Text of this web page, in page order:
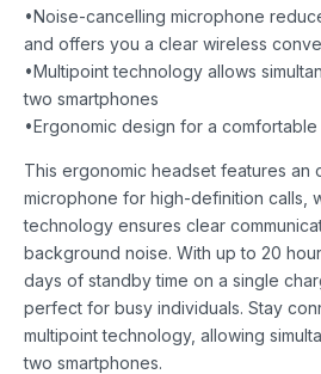
•Noise-cancelling microphone
and offers you a clear wireless
•Multipoint technology allows
two smartphones
•Ergonomic design for a comfortable
This ergonomic headset features an
microphone for high-definition calls,
technology ensures clear
background noise. With up to 20
days of standby time on a single
perfect for busy individuals. Stay
multipoint technology, allowing
two smartphones.